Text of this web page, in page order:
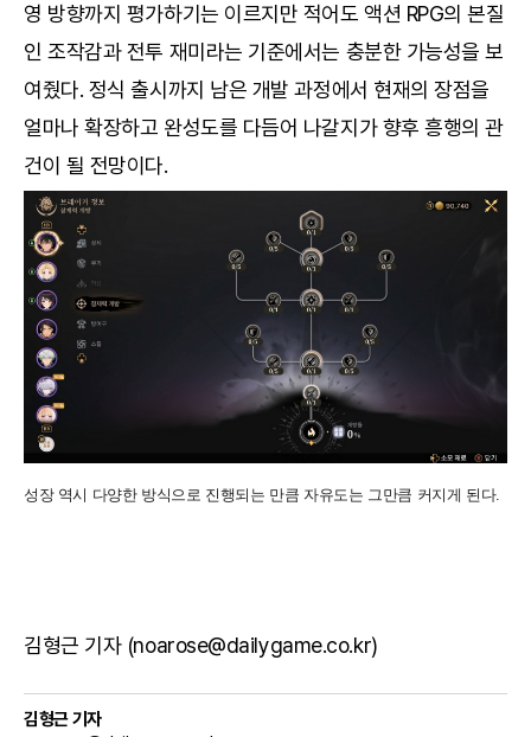
영 방향까지 평가하기는 이르지만 적어도 액션 RPG의 본질
인 조작감과 전투 재미라는 기준에서는 충분한 가능성을 보
여줬다. 정식 출시까지 남은 개발 과정에서 현재의 장점을
얼마나 확장하고 완성도를 다듬어 나갈지가 향후 흥행의 관
건이 될 전망이다.
성장 역시 다양한 방식으로 진행되는 만큼 자유도는 그만큼 커지게 된다.
김형근 기자 (noarose@dailygame.co.kr)
김형근 기자